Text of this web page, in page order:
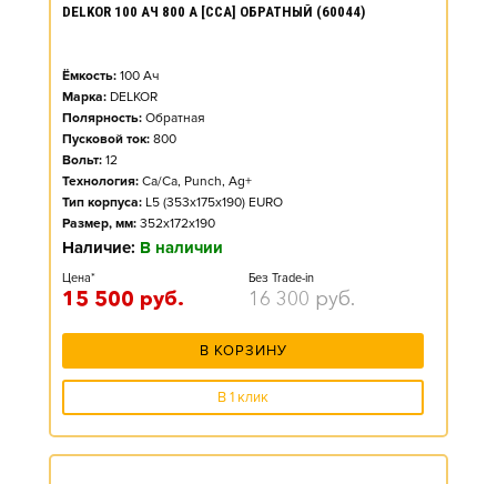
DELKOR 100 АЧ 800 А [CCA] ОБРАТНЫЙ (60044)
Ёмкость: 100 Ач
Марка: DELKOR
Полярность: Обратная
Пусковой ток: 800
Вольт: 12
Технология: Ca/Ca, Punch, Ag+
Тип корпуса: L5 (353x175x190) EURO
Размер, мм: 352x172x190
Наличие: В наличии
Цена*
15 500 руб.
Без Trade-in
16 300 руб.
В КОРЗИНУ
В 1 клик